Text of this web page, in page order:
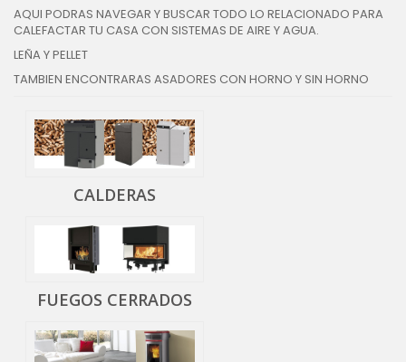
AQUI PODRAS NAVEGAR Y BUSCAR TODO LO RELACIONADO PARA
CALEFACTAR TU CASA CON SISTEMAS DE AIRE Y AGUA.
LEÑA Y PELLET
TAMBIEN ENCONTRARAS ASADORES CON HORNO Y SIN HORNO
CALDERAS
FUEGOS CERRADOS